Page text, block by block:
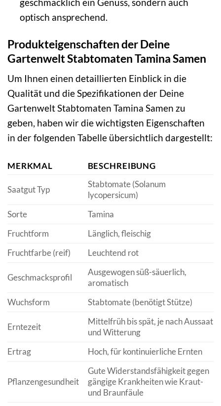
optisch ansprechend.
Produkteigenschaften der Deine
Gartenwelt Stabtomaten Tamina Samen
Um Ihnen einen detaillierten Einblick in die
Qualität und die Spezifikationen der Deine
Gartenwelt Stabtomaten Tamina Samen zu
geben, haben wir die wichtigsten Eigenschaften
in der folgenden Tabelle übersichtlich dargestellt:
MERKMAL BESCHREIBUNG
Saatgut Typ
Stabtomate (Solanum
lycopersicum)
Sorte
Tamina
Fruchtform
Länglich, fleischig
Fruchtfarbe (reif)
Leuchtend rot
Geschmacksprofil
Ausgewogen süß-säuerlich,
aromatisch
Wuchsform
Stabtomate (benötigt Stütze)
Erntezeit
Mittelfrüh bis spät, je nach Aussaat
und Witterung
Ertrag
Hoch, für kontinuierliche Ernten
Pflanzengesundheit
Gute Widerstandsfähigkeit gegen
gängige Krankheiten wie Kraut-
und Braunfäule